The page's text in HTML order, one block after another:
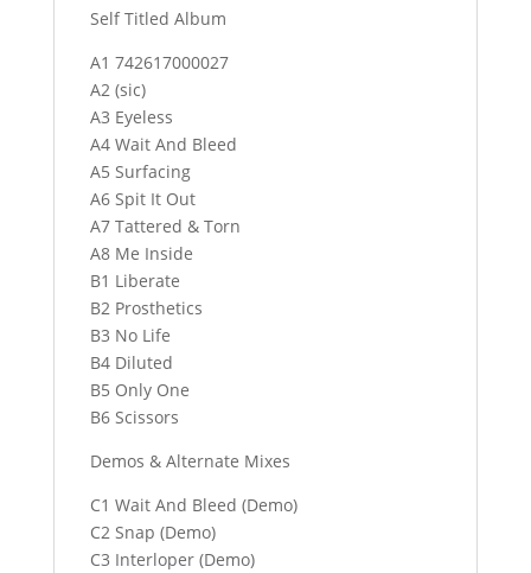
Self Titled Album
A1 742617000027
A2 (sic)
A3 Eyeless
A4 Wait And Bleed
A5 Surfacing
A6 Spit It Out
A7 Tattered & Torn
A8 Me Inside
B1 Liberate
B2 Prosthetics
B3 No Life
B4 Diluted
B5 Only One
B6 Scissors
Demos & Alternate Mixes
C1 Wait And Bleed (Demo)
C2 Snap (Demo)
C3 Interloper (Demo)